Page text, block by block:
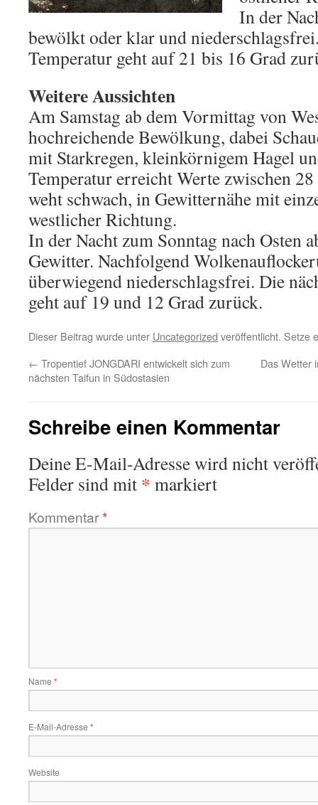
In der
bewölkt oder klar und
Temperatur geht auf 21 bis 16 Grad
Weitere Aussichten
Am Samstag ab dem Vormittag von
hochreichende Bewölkung, dabei
mit Starkregen, kleinkörnigem Hagel
Temperatur erreicht Werte zwischen
weht schwach, in Gewitternähe mit
westlicher Richtung.
In der Nacht zum Sonntag nach Osten
Gewitter. Nachfolgend
überwiegend niederschlagsfrei. Die
geht auf 19 und 12 Grad zurück.
Dieser Beitrag wurde unter Uncategorized veröffentlicht. Setze
← Tropentief JONGDARI entwickelt sich zum
nächsten Taifun in Südostasien
Das Wetter
Schreibe einen Kommentar
Deine E-Mail-Adresse wird nicht
Felder sind mit * markiert
Kommentar*
Name *
E-Mail-Adresse *
Website